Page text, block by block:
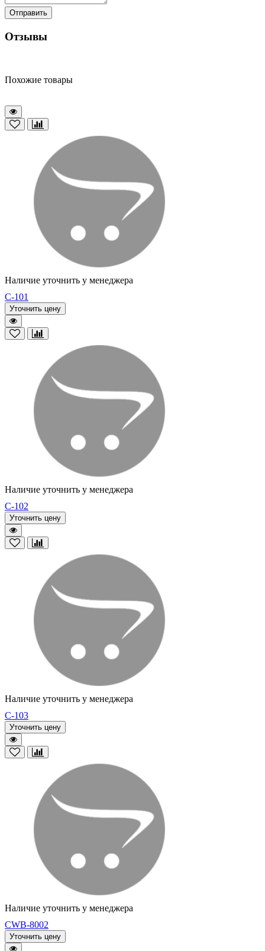
Отправить
Отзывы
Похожие товары
Наличие уточнить у менеджера
C-101
Уточнить цену
Наличие уточнить у менеджера
C-102
Уточнить цену
Наличие уточнить у менеджера
C-103
Уточнить цену
Наличие уточнить у менеджера
CWB-8002
Уточнить цену